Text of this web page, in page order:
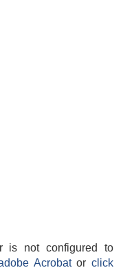
is not configured to
Acrobatorclick